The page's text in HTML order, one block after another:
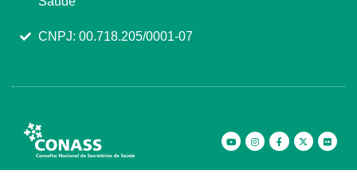
CNPJ: 00.718.205/0001-07